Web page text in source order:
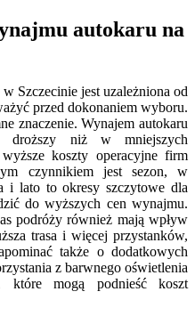
autokaru na
Szczecinie jest uzależniona od
przed dokonaniem wyboru.
znaczenie. Wynajem autokaru
niż w mniejszych
koszty operacyjne firm
czynnikiem jest sezon, w
i lato to okresy szczytowe dla
do wyższych cen wynajmu.
podróży również mają wpływ
trasa i więcej przystanków,
także o dodatkowych
z barwnego oświetlenia
które mogą podnieść koszt